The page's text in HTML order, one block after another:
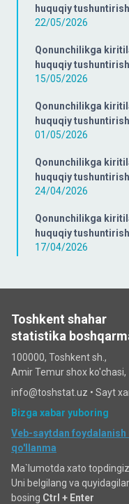
huquqiy
22/05/2026
Qonunchilikga
huquqiy
15/05/2026
Qonunchilikga
huquqiy
01/05/2026
Qonunchilikga
huquqiy
24/04/2026
Qonunchilikga
huquqiy
17/04/2026
Toshkent shahar
statistika
100000, Toshkent sh.,
Amir Temur shox ko'chasi,
info@toshstat.uz • Sayt
Bizga xabar yuboring
Veb-saytdan foydalanish
qo'llanma
Ma`lumotda xato
Uni belgilang va
bosing Ctrl + Enter